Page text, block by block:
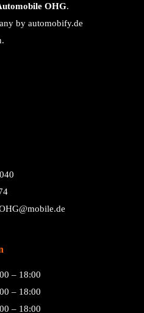
OHG.
by automobify.de
– 18:00
– 18:00
– 18:00